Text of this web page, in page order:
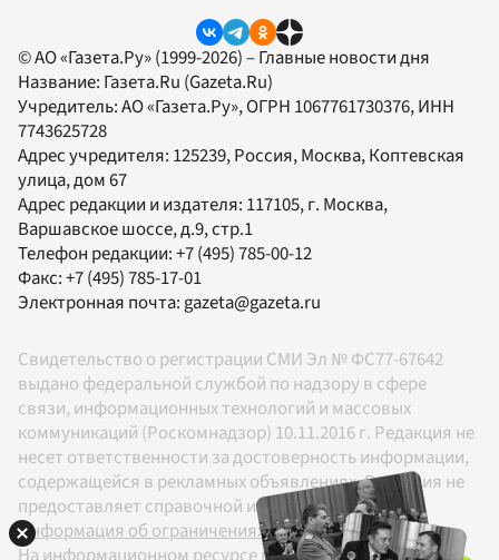
© АО «Газета.Ру» (1999-2026) – Главные новости дня
Название: Газета.Ru (Gazeta.Ru)
Учредитель:АО «Газета.Ру», ОГРН 1067761730376, ИНН
7743625728
Адрес учредителя: 125239, Россия, Москва, Коптевская
улица, дом 67
Адрес редакции и издателя: 117105, г. Москва,
Варшавское шоссе, д.9, стр.1
Телефон редакции:+7 (495) 785-00-12
Факс:+7 (495) 785-17-01
Электронная почта:gazeta@gazeta.ru
Свидетельство о регистрации СМИ Эл № ФС77-67642
выдано федеральной службой по надзору в сфере
связи, информационных технологий и массовых
коммуникаций (Роскомнадзор) 10.11.2016 г. Редакция не
несет ответственности за достоверность информации,
содержащейся в рекламных объявлениях. Редакция не
предоставляет справочной информации.
Информация об ограничениях